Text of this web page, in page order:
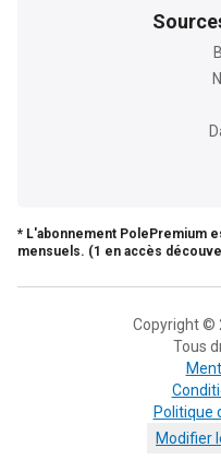
* L'abonnement PolePremium
mensuels. (1 en accès
Copyright ©
Tous
Politique
Modifier